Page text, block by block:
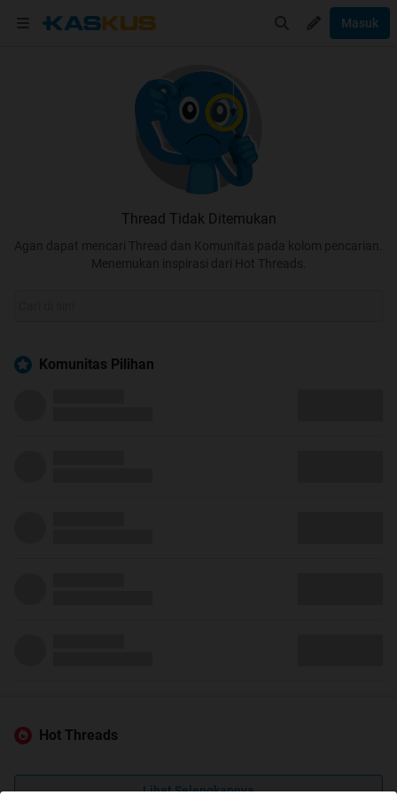
Masuk
Thread Tidak Ditemukan
Agan dapat mencari Thread dan Komunitas pada kolom pencarian.
Menemukan inspirasi dari Hot Threads.
Komunitas Pilihan
Hot Threads
Lihat Selengkapnya